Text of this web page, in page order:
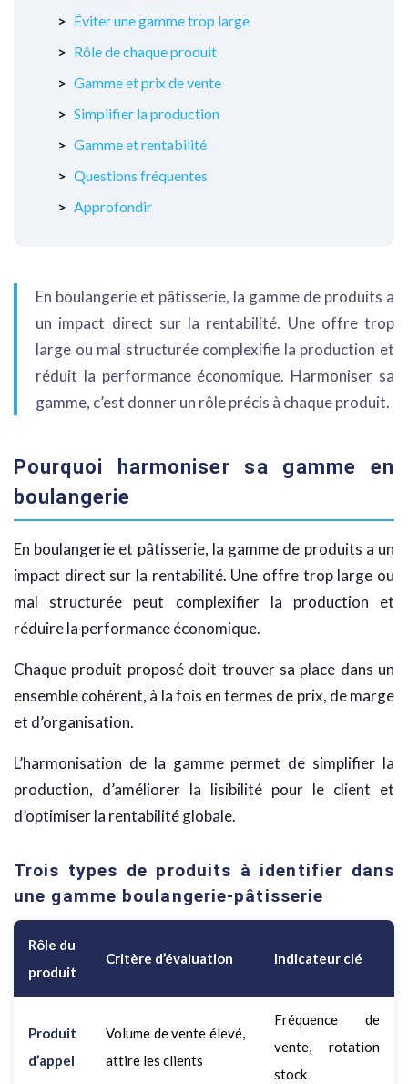
Éviter une gamme trop large
Rôle de chaque produit
Gamme et prix de vente
Simplifier la production
Gamme et rentabilité
Questions fréquentes
Approfondir
En boulangerie et pâtisserie, la gamme de produits a
un impact direct sur la rentabilité. Une offre trop
large ou mal structurée complexifie la production et
réduit la performance économique. Harmoniser sa
gamme, c’est donner un rôle précis à chaque produit.
Pourquoi harmoniser sa gamme en
boulangerie
En boulangerie et pâtisserie, la gamme de produits a un
impact direct sur la rentabilité. Une offre trop large ou
mal structurée peut complexifier la production et
réduire la performance économique.
Chaque produit proposé doit trouver sa place dans un
ensemble cohérent, à la fois en termes de prix, de marge
et d’organisation.
L’harmonisation de la gamme permet de simplifier la
production, d’améliorer la lisibilité pour le client et
d’optimiser la rentabilité globale.
Trois types de produits à identifier dans
une gamme boulangerie-pâtisserie
Rôle du
produit
Critère d’évaluation Indicateur clé
Produit
d’appel
Volume de vente élevé,
attire les clients
Fréquence de
vente, rotation
stock